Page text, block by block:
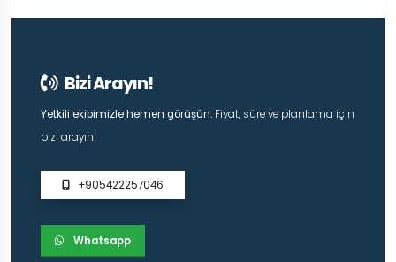
Bizi Arayın!
Yetkili ekibimizle hemen görüşün. Fiyat, süre ve planlama için
bizi arayın!
+905422257046
Whatsapp